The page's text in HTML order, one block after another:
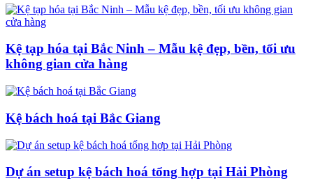
Kệ tạp hóa tại Bắc Ninh – Mẫu kệ đẹp, bền, tối ưu
không gian cửa hàng
Kệ bách hoá tại Bắc Giang
Dự án setup kệ bách hoá tổng hợp tại Hải Phòng